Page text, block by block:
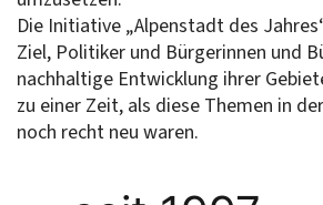
Die Initiative „Alpenstadt des
Ziel, Politiker und Bürgerinnen und
nachhaltige Entwicklung ihrer
zu einer Zeit, als diese Themen in
noch recht neu waren.